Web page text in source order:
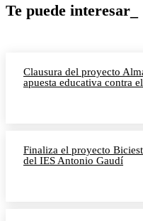
Te puede interesar_
Clausura del proyecto
apuesta educativa contra
Finaliza el proyecto
del IES Antonio Gaudí